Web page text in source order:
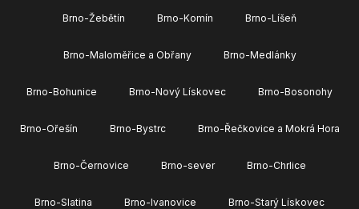
Brno-Žebětín Brno-Komín Brno-Líšeň
Brno-Maloměřice a Obřany Brno-Medlánky
Brno-Bohunice Brno-Nový Lískovec Brno-Bosonohy
Brno-Ořešín Brno-Bystrc Brno-Řečkovice a Mokrá Hora
Brno-Černovice Brno-sever Brno-Chrlice
Brno-Slatina Brno-Ivanovice Brno-Starý Lískovec